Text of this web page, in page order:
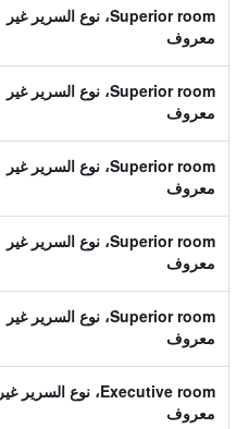
Superior room، نوع السرير غير
معروف
Superior room، نوع السرير غير
معروف
Superior room، نوع السرير غير
معروف
Superior room، نوع السرير غير
معروف
Superior room، نوع السرير غير
معروف
Executive room، نوع السرير غير
معروف